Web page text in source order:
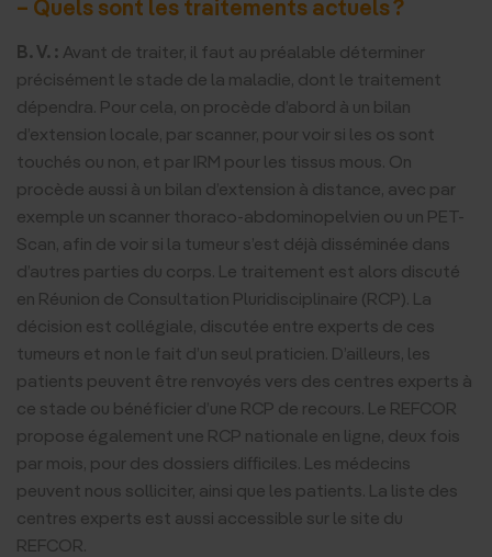
B. V. : Avant de traiter, il faut au préalable déterminer
précisément le stade de la maladie, dont le traitement
dépendra. Pour cela, on procède d’abord à un bilan
d’extension locale, par scanner, pour voir si les os sont
touchés ou non, et par IRM pour les tissus mous. On
procède aussi à un bilan d’extension à distance, avec par
exemple un scanner thoraco-abdominopelvien ou un PET-
Scan, afin de voir si la tumeur s’est déjà disséminée dans
d’autres parties du corps. Le traitement est alors discuté
en Réunion de Consultation Pluridisciplinaire (RCP). La
décision est collégiale, discutée entre experts de ces
tumeurs et non le fait d’un seul praticien. D’ailleurs, les
patients peuvent être renvoyés vers des centres experts à
ce stade ou bénéficier d’une RCP de recours. Le REFCOR
propose également une RCP nationale en ligne, deux fois
par mois, pour des dossiers difficiles. Les médecins
peuvent nous solliciter, ainsi que les patients. La liste des
centres experts est aussi accessible sur le site du
REFCOR.